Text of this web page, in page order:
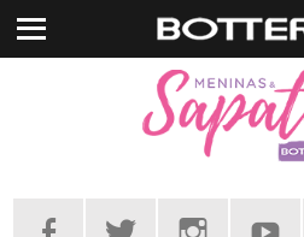
Pular
para